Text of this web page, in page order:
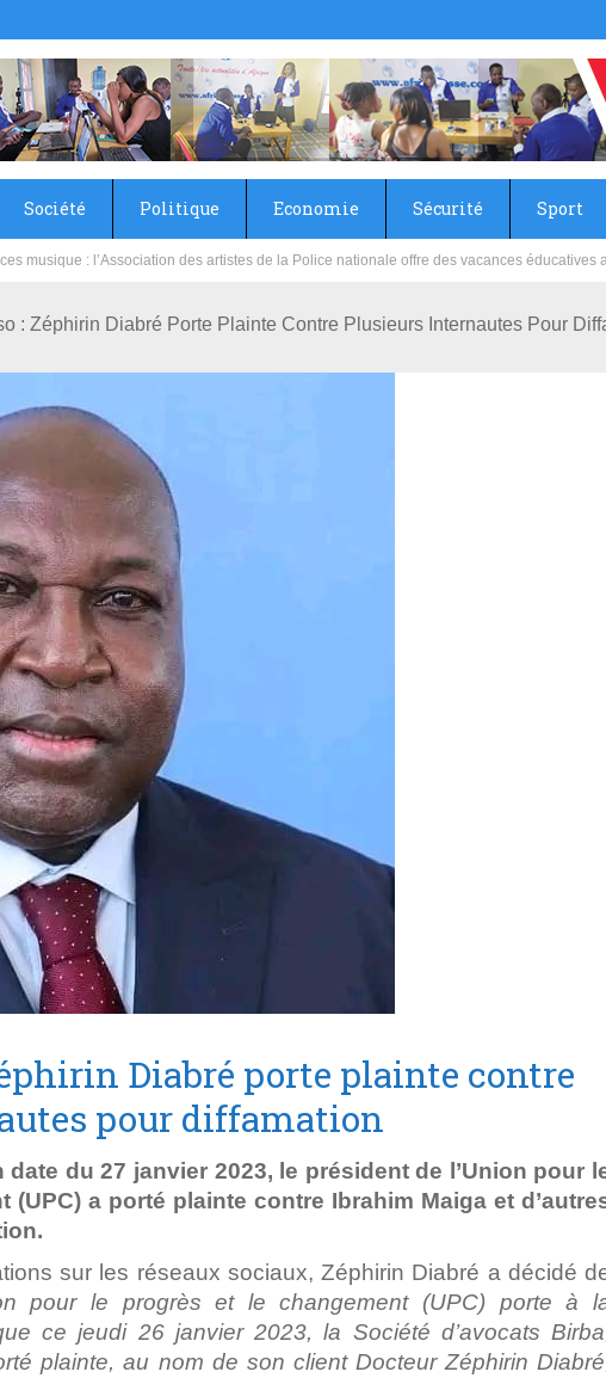
Société Politique Economie Sécurité Sport
la Russie rénove les écoles primaire et collège du Camp Général Aboubacar Sangoulé
: Zéphirin Diabré Porte Plainte Contre Plusieurs Internautes Pour
Diabré porte plainte contre
pour diffamation
du 27 janvier 2023, le président de l’Union pour
(UPC) a porté plainte contre Ibrahim Maiga et
sur les réseaux sociaux, Zéphirin Diabré a décidé
pour le progrès et le changement (UPC) porte à
ce jeudi 26 janvier 2023, la Société d’avocats
plainte, au nom de son client Docteur Zéphirin